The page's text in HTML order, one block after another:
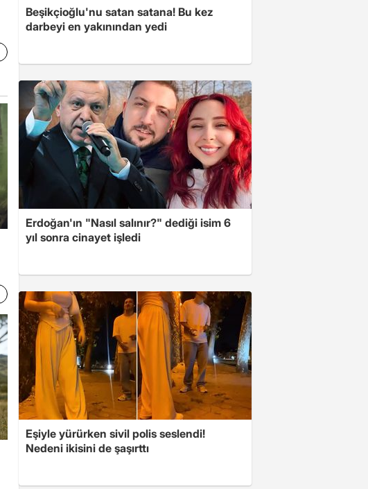
Beşikçioğlu'nu satan satana! Bu kez
darbeyi en yakınından yedi
Erdoğan'ın "Nasıl salınır?" dediği isim 6
yıl sonra cinayet işledi
Eşiyle yürürken sivil polis seslendi!
Nedeni ikisini de şaşırttı